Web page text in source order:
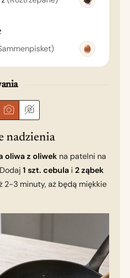
nadzienia
oliwa z oliwek na patelni na
1 szt. cebula i 2 ząbek
2-3 minuty, aż będą miękkie